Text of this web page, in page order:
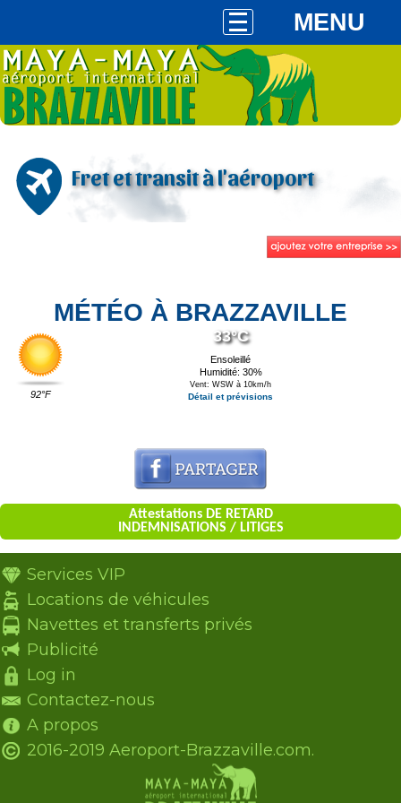
MENU
Fret et transit à l'aéroport
MÉTÉO À BRAZZAVILLE
92°F
33°C
Ensoleillé
Humidité: 30%
Vent: WSW à 10km/h
Détail et prévisions
Attestations DE RETARD
INDEMNISATIONS / LITIGES
Services VIP
Locations de véhicules
Navettes et transferts privés
Publicité
Log in
Contactez-nous
A propos
2016-2019 Aeroport-Brazzaville.com.